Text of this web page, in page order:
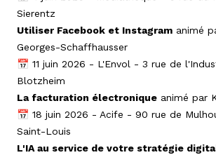
Sierentz
Utiliser Facebook et Instagram animé
Georges-Schaffhausser
📅 11 juin 2026 - L'Envol - 3 rue de
Blotzheim
La facturation électronique animé par
📅 18 juin 2026 - Acife - 90 rue de
Saint-Louis
L'IA au service de votre stratégie